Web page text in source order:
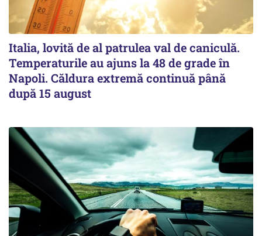
Italia, lovită de al patrulea val de caniculă.
Temperaturile au ajuns la 48 de grade în
Napoli. Căldura extremă continuă până
după 15 august